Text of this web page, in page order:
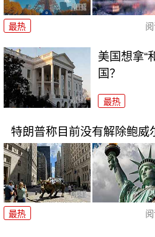
最热
美国想拿“
国？
最热
特朗普称目前没有解除鲍威
最热